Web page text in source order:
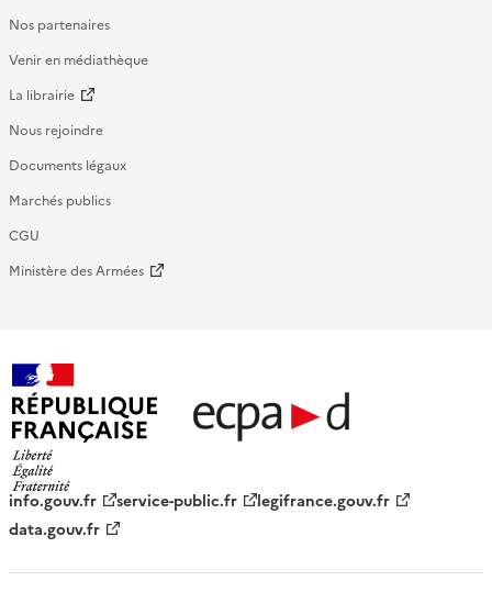
Nos partenaires
Venir en médiathèque
La librairie
Nous rejoindre
Documents légaux
Marchés publics
CGU
Ministère des Armées
française - ECPAD
info.gouv.fr service-public.fr
legifrance.gouv.fr
data.gouv.fr